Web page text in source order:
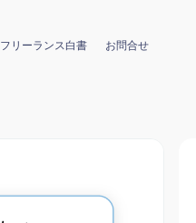
フリーランス白書 お問合せ